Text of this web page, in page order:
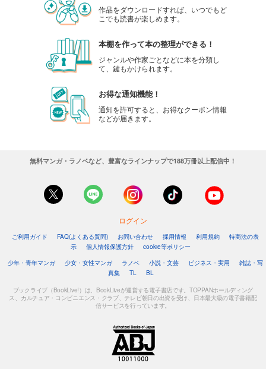
作品をダウンロードすれば、いつでもど
こでも読書が楽しめます。
本棚を作って本の整理ができる！
ジャンルや作家ごとなどに本を分類し
て、鍵もかけられます。
お得な通知機能！
通知を許可すると、お得なクーポン情報
などが届きます。
無料マンガ・ラノベなど、豊富なラインナップで188万冊以上配信中！
ログイン
ご利用ガイド FAQ(よくある質問) お問い合わせ 採用情報 利用規約
特商法の表
示
個人情報保護方針
cookie等ポリシー
少年・青年マンガ
少女・女性マンガ ラノベ 小説・文芸 ビジネス・実用
雑誌・写
真集
TL BL
ブックライブ（BookLive!）は、BookLiveが運営する電子書店です。TOPPANホールディング
ス、カルチュア・コンビニエンス・クラブ、テレビ朝日の出資を受け、日本最大級の電子書籍配
信サービスを行っています。